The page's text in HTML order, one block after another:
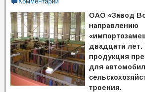
ОАО «Завод
направлению
двадцати лет.
продукция
для
троения.